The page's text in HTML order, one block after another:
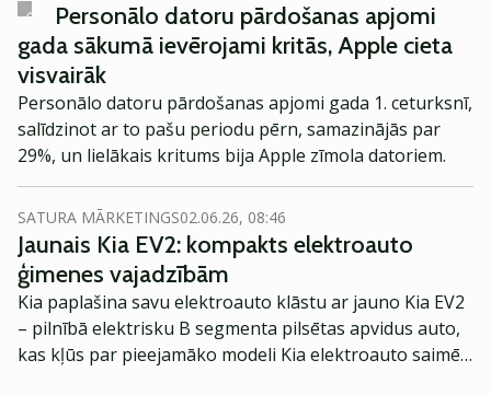
Personālo datoru pārdošanas apjomi
gada sākumā ievērojami kritās, Apple cieta
visvairāk
Personālo datoru pārdošanas apjomi gada 1. ceturksnī,
salīdzinot ar to pašu periodu pērn, samazinājās par
29%, un lielākais kritums bija Apple zīmola datoriem.
SATURA MĀRKETINGS02.06.26, 08:46
Jaunais Kia EV2: kompakts elektroauto
ģimenes vajadzībām
Kia paplašina savu elektroauto klāstu ar jauno Kia EV2
– pilnībā elektrisku B segmenta pilsētas apvidus auto,
kas kļūs par pieejamāko modeli Kia elektroauto saimē